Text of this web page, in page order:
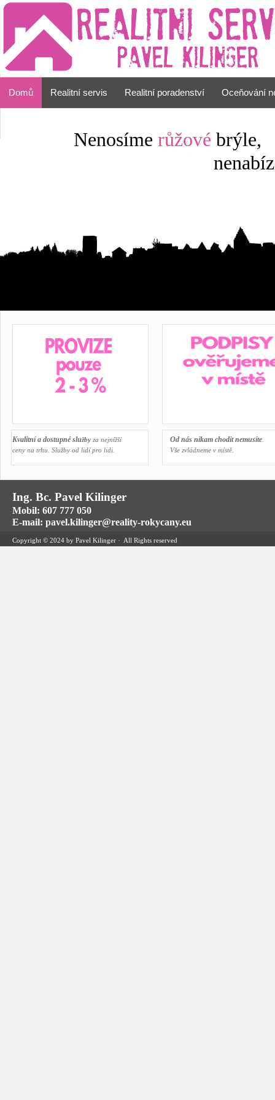
Domů Realitní servis Realitní poradenství Oceňování
Copyright © 2024 by Pavel Kilinger · All Rights reserved
Kvalitní a dostupné služby za nejnížší
ceny na trhu. Služby od lidí pro lidi.
Od nás nikam chodit nemusíte
Vše zvládneme v místě.
Ing. Bc. Pavel Kilinger
Mobil: 607 777 050
E-mail: pavel.kilinger@reality-rokycany.eu
Nenosíme růžové brýle,
nenabízíme